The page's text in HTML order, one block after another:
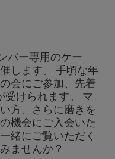
バー専用のケー
します。 手頃な年
会にご参加、先着
けられます。 マ
方、さらに磨きを
機会にご入会いた
緒にご覧いただく
ませんか？